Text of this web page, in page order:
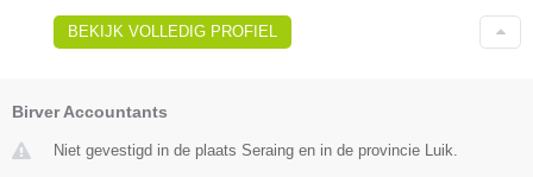
BEKIJK VOLLEDIG PROFIEL
Birver Accountants
Niet gevestigd in de plaats Seraing en in de provincie Luik.